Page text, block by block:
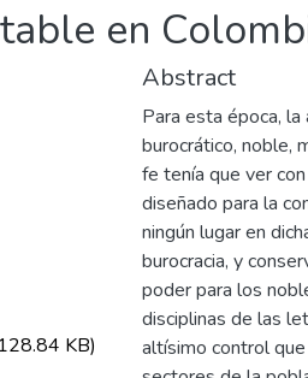
en
KB)
Abstract
Para esta época,
burocrático, noble,
fe tenía que ver
diseñado para la
ningún lugar en
burocracia, y
poder para los
disciplinas de las
altísimo control